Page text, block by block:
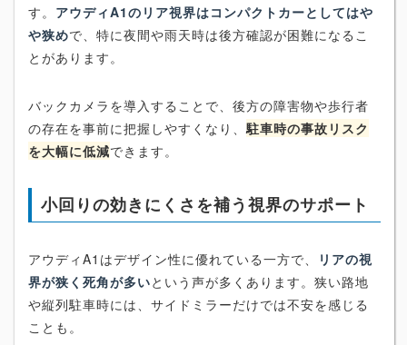
す。 アウディA1のリア視界はコンパクトカーとしてはや
や狭めで、特に夜間や雨天時は後方確認が困難になるこ
とがあります。
バックカメラを導入することで、後方の障害物や歩行者
の存在を事前に把握しやすくなり、駐車時の事故リスク
を大幅に低減できます。
小回りの効きにくさを補う視界のサポート
アウディA1はデザイン性に優れている一方で、
リアの視
界が狭く死角が多いという声が多くあります。狭い路地
や縦列駐車時には、サイドミラーだけでは不安を感じる
ことも。